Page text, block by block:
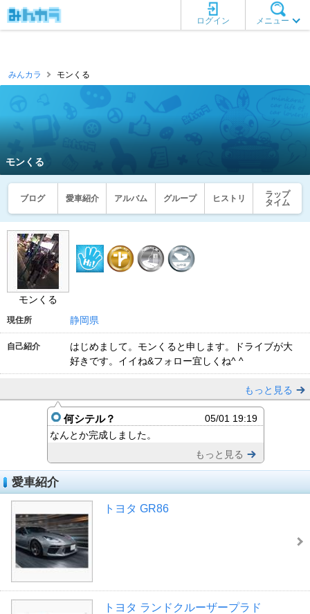
メニュー
ログイン
みんカラ モンくる
モンくる
ブログ 愛車紹介 アルバム グループ ヒストリ
ラップ
タイム
モンくる
現住所 静岡県
自己紹介
はじめまして。モンくると申します。ドライブが大
好きです。イイね&フォロー宜しくね^ ^
もっと見る
何シテル？
05/01 19:19
なんとか完成しました。
もっと見る
愛車紹介
トヨタ GR86
トヨタ ランドクルーザープラド